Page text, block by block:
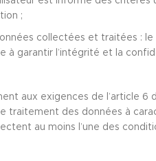
;
collectées et traitées : le
à garantir l’intégrité et la
aux exigences de l’article 6
traitement des données à
au moins l’une des